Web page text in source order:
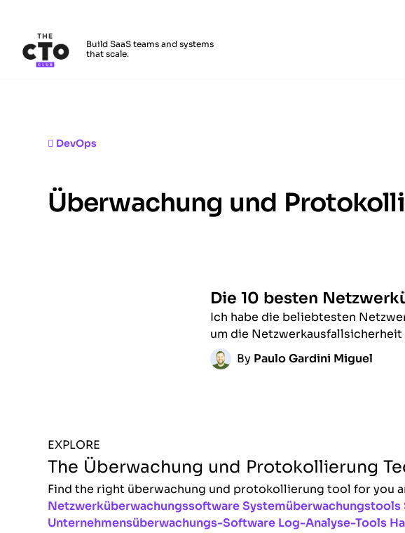
Build SaaS teams and systems
that scale.
DevOps
Überwachung und
Die 10 besten
Ich habe die beliebtesten
um die
By Paulo Gardini Miguel
EXPLORE
The Überwachung und Protokollierung
Find the right überwachung und protokollierung tool for you
Netzwerküberwachungssoftware Systemüberwachungstools
Unternehmensüberwachungs-Software Log-Analyse-Tools